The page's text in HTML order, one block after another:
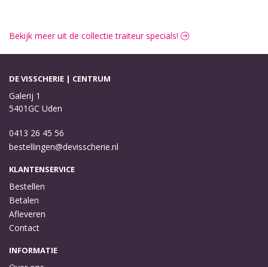
Bekijk meer uit de collectie traiteur specials!
DE VISSCHERIE | CENTRUM
Galerij 1
5401GC Uden
0413 26 45 56
bestellingen@devisscherie.nl
KLANTENSERVICE
Bestellen
Betalen
Afleveren
Contact
INFORMATIE